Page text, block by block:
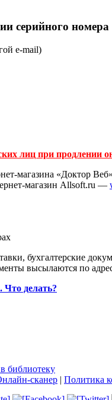
серийного номера
e-mail)
лиц при продлении
магазина «Доктор
магазин Allsoft.ru —
бухгалтерские
высылаются по
делать?
библиотеку
сканер | Политика